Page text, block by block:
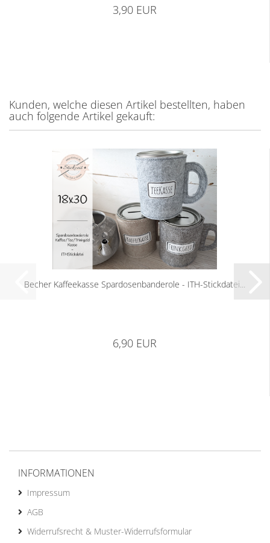
3,90 EUR
Kunden, welche diesen Artikel bestellten, haben
auch folgende Artikel gekauft:
Becher Kaffeekasse Spardosenbanderole - ITH-Stickdatei...
6,90 EUR
INFORMATIONEN
Impressum
AGB
Widerrufsrecht & Muster-Widerrufsformular